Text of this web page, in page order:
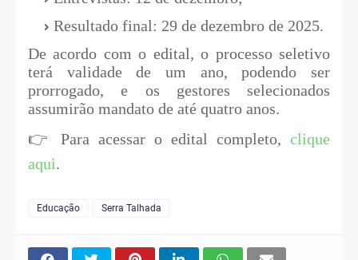
Resultado final: 29 de dezembro de 2025.
De acordo com o edital, o processo seletivo
terá validade de um ano, podendo ser
prorrogado, e os gestores selecionados
assumirão mandato de até quatro anos.
👉 Para acessar o edital completo, clique
aqui.
Educação Serra Talhada